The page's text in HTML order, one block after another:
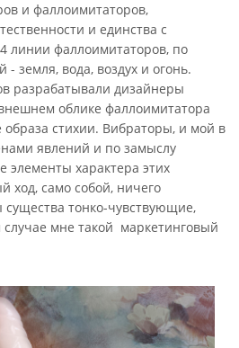
и фаллоимитаторов,
и единства с
линии фаллоимитаторов, по
земля, вода, воздух и огонь.
разрабатывали дизайнеры
облике фаллоимитатора
образа стихии. Вибраторы, и мой в
явлений и по замыслу
элементы характера этих
ход, само собой, ничего
тонко-чувствующие,
мне такой маркетинговый